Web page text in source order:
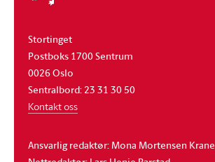
Stortinget
Postboks 1700 Sentrum
0026 Oslo
Sentralbord: 23 31 30 50
Kontakt oss
Ansvarlig redaktør: Mona Mortensen Krane